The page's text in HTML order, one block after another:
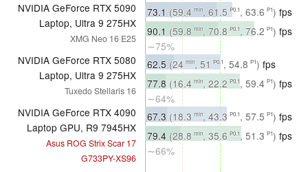
NVIDIA GeForce RTX 5090
Laptop, Ultra 9 275HX
XMG Neo 16 E25
73.1 (59.4 min, 61.5 P0.1, 63.6 P1) fps
∼78%
90.1 (59.8 min, 70.8 P0.1, 76.2 P1) fps
∼75%
NVIDIA GeForce RTX 5080
Laptop, Ultra 9 275HX
Tuxedo Stellaris 16
62.5 (24 min, 51 P0.1, 54.8 P1) fps
∼66%
77.8(16.4 min, 22.2 P0.1, 59.4 P1) fps
∼64%
NVIDIA GeForce RTX 4090
Laptop GPU, R9 7945HX
Asus ROG Strix Scar 17
G733PY-XS96
67.3(18.3 min, 43.3 P0.1, 57.5 P1) fps
∼72%
79.4 (28.8 min, 35.6 P0.1, 51.3 P1) fps
∼66%